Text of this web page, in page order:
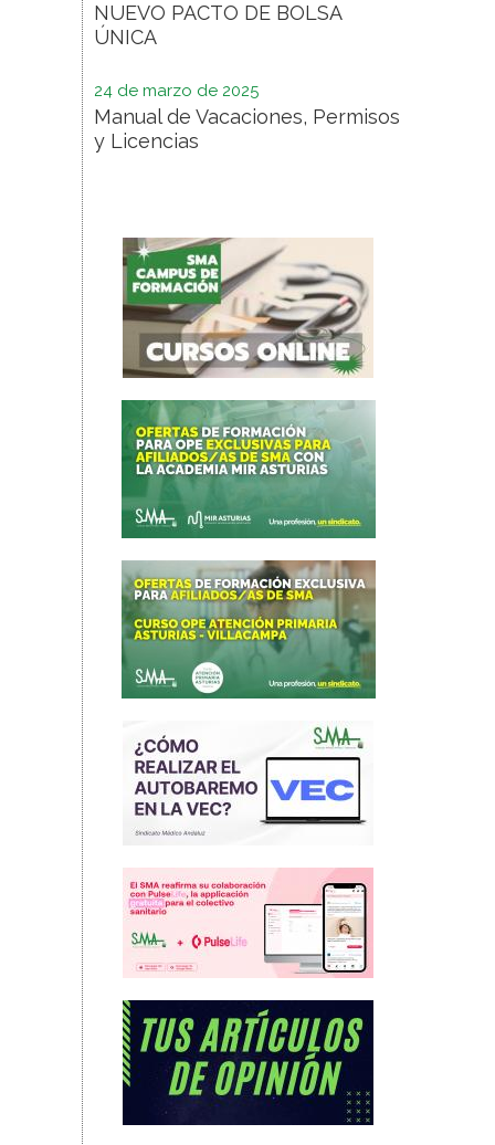
NUEVO PACTO DE BOLSA
ÚNICA
24 de marzo de 2025
Manual de Vacaciones, Permisos
y Licencias